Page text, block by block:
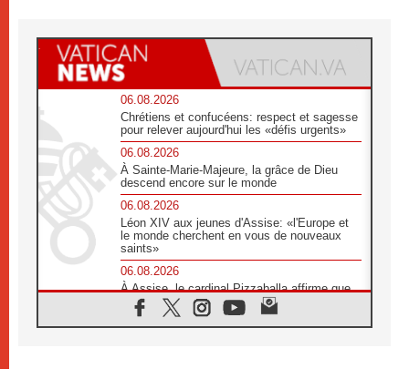
06.08.2026
Chrétiens et confucéens: respect et sagesse
pour relever aujourd'hui les «défis urgents»
06.08.2026
À Sainte-Marie-Majeure, la grâce de Dieu
descend encore sur le monde
06.08.2026
Léon XIV aux jeunes d'Assise: «l'Europe et
le monde cherchent en vous de nouveaux
saints»
06.08.2026
À Assise, le cardinal Pizzaballa affirme que
«les chrétiens veulent la paix»
06.08.2026